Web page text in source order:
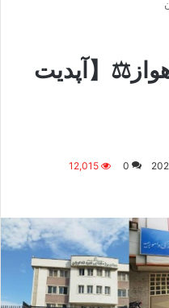
【آپدیت
0
12,015